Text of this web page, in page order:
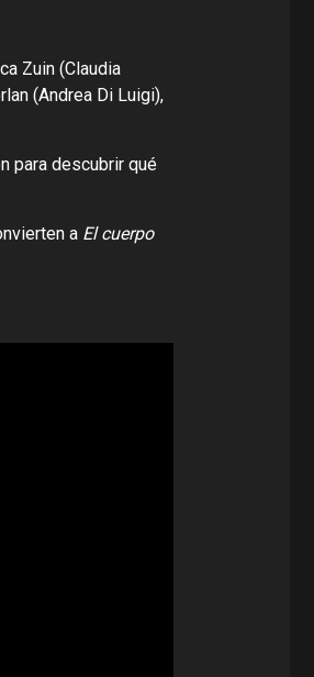
Zuin (Claudia
(Andrea Di Luigi),
para descubrir qué
a El cuerpo